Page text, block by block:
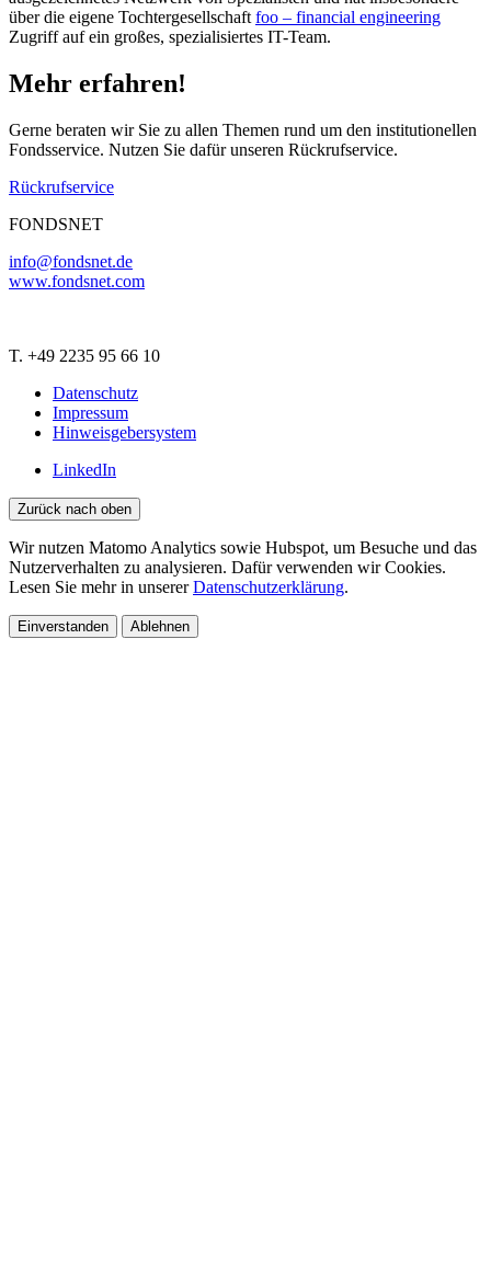
über die eigene Tochtergesellschaft foo – financial engineering
Zugriff auf ein großes, spezialisiertes IT-Team.
Mehr erfahren!
Gerne beraten wir Sie zu allen Themen rund um den institutionellen
Fondsservice. Nutzen Sie dafür unseren Rückrufservice.
Rückrufservice
FONDSNET
info@fondsnet.de
www.fondsnet.com
T. +49 2235 95 66 10
Datenschutz
Impressum
Hinweisgebersystem
LinkedIn
Zurück nach oben
Wir nutzen Matomo Analytics sowie Hubspot, um Besuche und das
Nutzerverhalten zu analysieren. Dafür verwenden wir Cookies.
Lesen Sie mehr in unsererDatenschutzerklärung.
Einverstanden Ablehnen